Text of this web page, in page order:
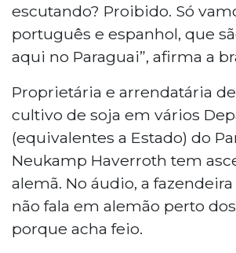
escutando? Proibido. Só
português e espanhol, que
aqui no Paraguai”, afirma a
Proprietária e arrendatária
cultivo de soja em vários
(equivalentes a Estado) do
Neukamp Haverroth tem
alemã. No áudio, a
não fala em alemão perto
porque acha feio.